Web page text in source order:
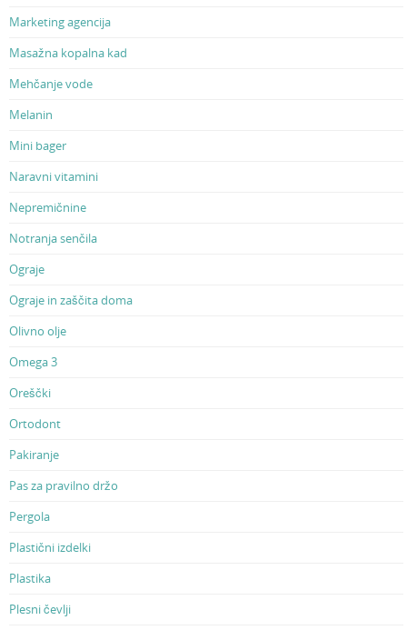
Marketing agencija
Masažna kopalna kad
Mehčanje vode
Melanin
Mini bager
Naravni vitamini
Nepremičnine
Notranja senčila
Ograje
Ograje in zaščita doma
Olivno olje
Omega 3
Oreščki
Ortodont
Pakiranje
Pas za pravilno držo
Pergola
Plastični izdelki
Plastika
Plesni čevlji